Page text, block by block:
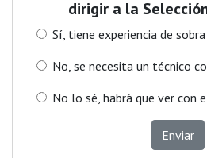
dirigir a la
Sí, tiene experiencia de sobra
No, se necesita un técnico
No lo sé, habrá que ver con
Enviar